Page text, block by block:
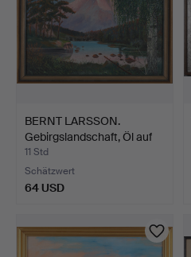
BERNT LARSSON.
Gebirgslandschaft, Öl auf
L…
11 Std
Schätzwert
64 USD